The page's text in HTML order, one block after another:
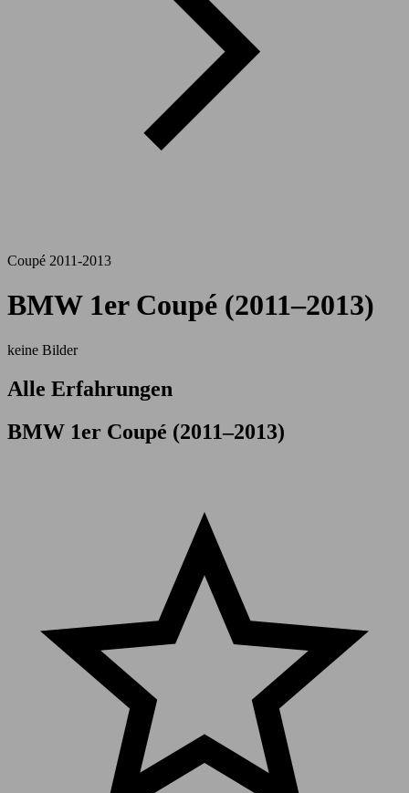
Coupé 2011-2013
BMW 1er Coupé (2011–2013)
keine Bilder
Alle Erfahrungen
BMW 1er Coupé (2011–2013)